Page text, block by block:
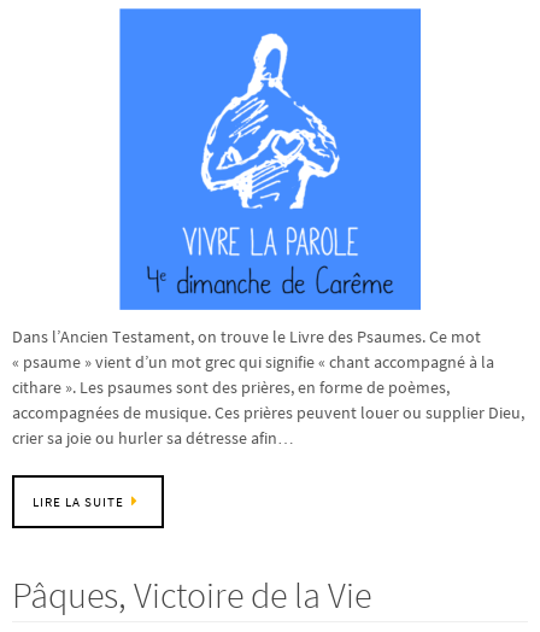
Dans l’Ancien Testament, on trouve le Livre des Psaumes. Ce mot
« psaume » vient d’un mot grec qui signifie « chant accompagné à la
cithare ». Les psaumes sont des prières, en forme de poèmes,
accompagnées de musique. Ces prières peuvent louer ou supplier Dieu,
crier sa joie ou hurler sa détresse afin…
LIRE LA SUITE
Pâques, Victoire de la Vie